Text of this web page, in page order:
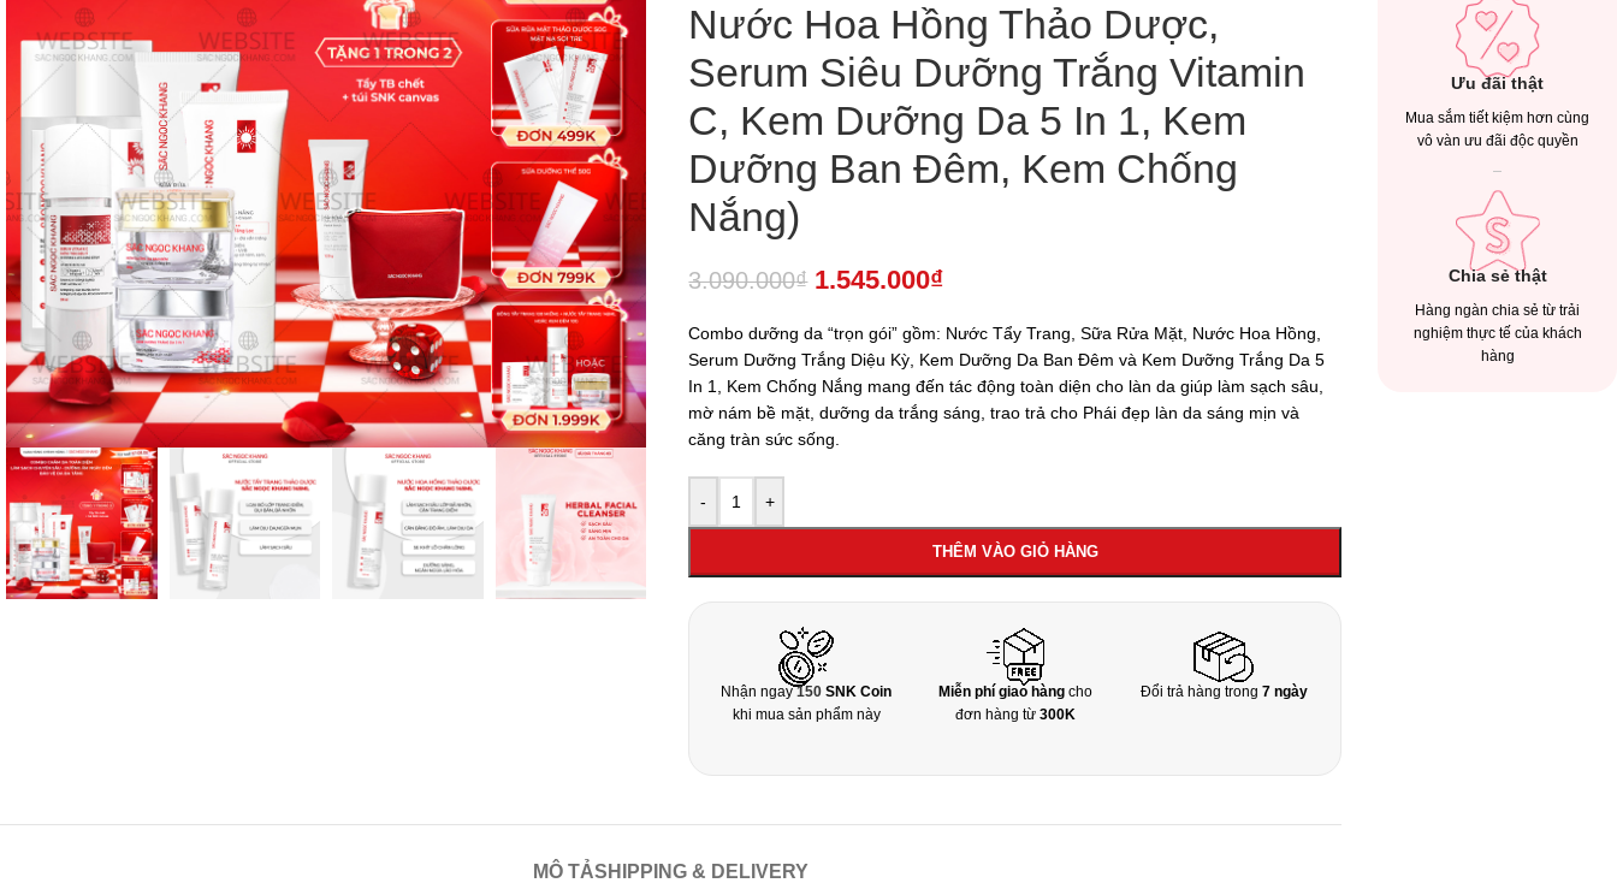
Nước Hoa Hồng Thảo Dược,
Serum Siêu Dưỡng Trắng Vitamin
C, Kem Dưỡng Da 5 In 1, Kem
Dưỡng Ban Đêm, Kem Chống
Nắng)
3.090.000₫ 1.545.000₫
Combo dưỡng da “trọn gói” gồm: Nước Tẩy Trang, Sữa Rửa Mặt, Nước Hoa Hồng,
Serum Dưỡng Trắng Diệu Kỳ, Kem Dưỡng Da Ban Đêm và Kem Dưỡng Trắng Da 5
In 1, Kem Chống Nắng mang đến tác động toàn diện cho làn da giúp làm sạch sâu,
mờ nám bề mặt, dưỡng da trắng sáng, trao trả cho Phái đẹp làn da sáng mịn và
căng tràn sức sống.
- +
THÊM VÀO GIỎ HÀNG
Nhận ngay150 SNK Coin
khi mua sản phẩm này
Miễn phí giao hàngcho
đơn hàng từ 300K
Đổi trả hàng trong 7 ngày
MÔ TẢSHIPPING & DELIVERY
Ưu đãi thật
Mua sắm tiết kiệm hơn cùng
vô vàn ưu đãi độc quyền
Chia sẻ thật
Hàng ngàn chia sẻ từ trải
nghiệm thực tế của khách
hàng